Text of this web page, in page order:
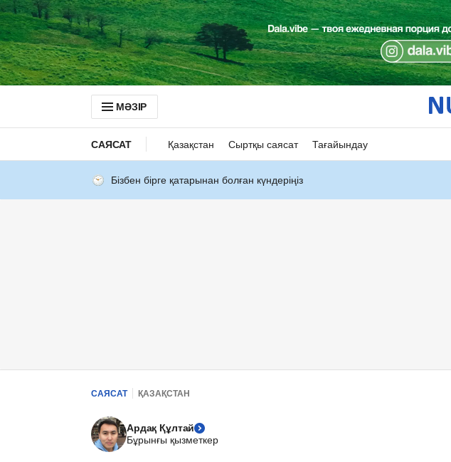
МӘЗІР
САЯСАТ Қазақстан Сыртқы саясат Тағайындау
Бізбен бірге қатарынан болған күндеріңіз
САЯСАТ ҚАЗАҚСТАН
Ардақ Құлтай
Бұрынғы қызметкер